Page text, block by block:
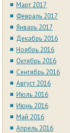
Март 2017
Февраль 2017
Январь 2017
Декабрь 2016
Ноябрь 2016
Октябрь 2016
Сентябрь 2016
Август 2016
Июль 2016
Июнь 2016
Май 2016
Апрель 2016